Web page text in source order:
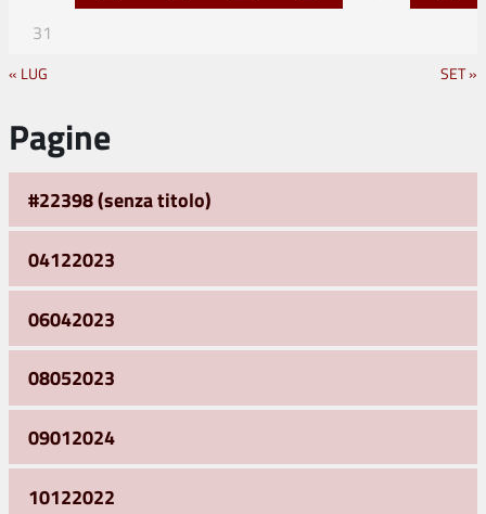
31
« LUG SET »
Pagine
#22398 (senza titolo)
04122023
06042023
08052023
09012024
10122022